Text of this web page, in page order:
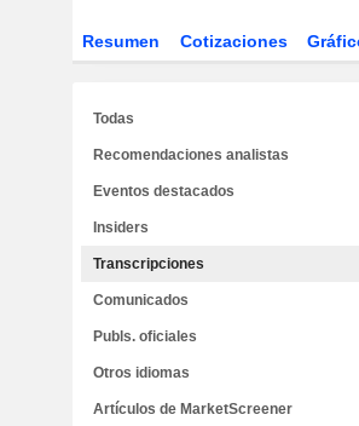
Resumen Cotizaciones
Todas
Recomendaciones analistas
Eventos destacados
Insiders
Transcripciones
Comunicados
Publs. oficiales
Otros idiomas
Artículos de MarketScreener